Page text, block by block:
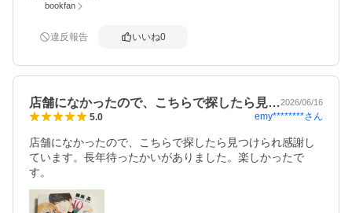
bookfan
違反報告 いいね0
店舗になかったので、こちらで探したら見…2026/06/16
5.0 emy********さん
店舗になかったので、こちらで探したら見つけられ感謝し
ています。長年待ったかいがありました。楽しかったで
す。